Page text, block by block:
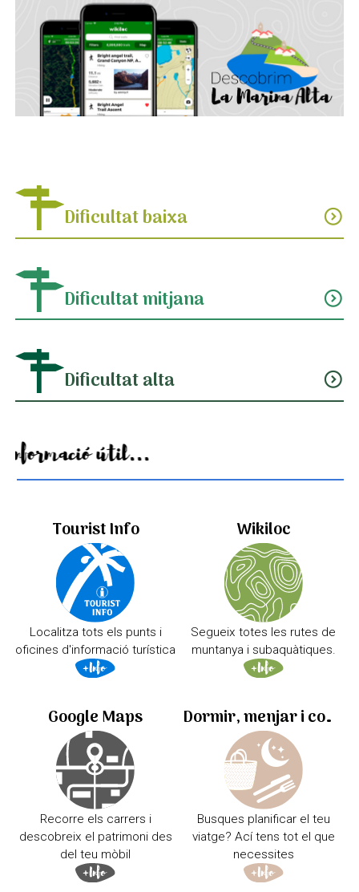
Dificultat baixa expand_circle_down
Dificultat mitjana expand_circle_down
Dificultat alta expand_circle_down
Informació útil...
Tourist Info
Localitza tots els punts i
oficines d'informació turística
Wikiloc
Segueix totes les rutes de
muntanya i subaquàtiques.
Google Maps
Recorre els carrers i
descobreix el patrimoni des
del teu mòbil
Dormir, menjar i comprar
Busques planificar el teu
viatge? Ací tens tot el que
necessites